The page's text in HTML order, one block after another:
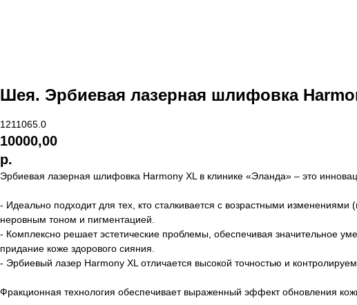
Шея. Эрбиевая лазерная шлифовка
1211065.0
10000,00
р.
Эрбиевая лазерная шлифовка Harmony XL в клинике «Эланда» – это
- Идеально подходит для тех, кто сталкивается с возрастными
неровным тоном и пигментацией.
- Комплексно решает эстетические проблемы, обеспечивая значительное
придание коже здорового сияния.
- Эрбиевый лазер Harmony XL отличается высокой точностью и
Фракционная технология обеспечивает выраженный эффект обновления